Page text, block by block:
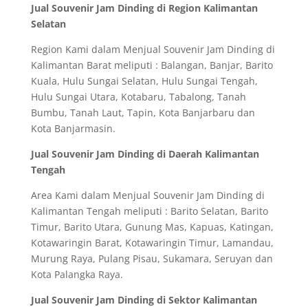
Jual Souvenir Jam Dinding di Region Kalimantan
Selatan
Region Kami dalam Menjual Souvenir Jam Dinding di
Kalimantan Barat meliputi : Balangan, Banjar, Barito
Kuala, Hulu Sungai Selatan, Hulu Sungai Tengah,
Hulu Sungai Utara, Kotabaru, Tabalong, Tanah
Bumbu, Tanah Laut, Tapin, Kota Banjarbaru dan
Kota Banjarmasin.
Jual Souvenir Jam Dinding di Daerah Kalimantan
Tengah
Area Kami dalam Menjual Souvenir Jam Dinding di
Kalimantan Tengah meliputi : Barito Selatan, Barito
Timur, Barito Utara, Gunung Mas, Kapuas, Katingan,
Kotawaringin Barat, Kotawaringin Timur, Lamandau,
Murung Raya, Pulang Pisau, Sukamara, Seruyan dan
Kota Palangka Raya.
Jual Souvenir Jam Dinding di Sektor Kalimantan